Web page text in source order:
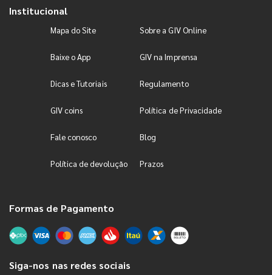
Institucional
Mapa do Site Sobre a GIV Online
Baixe o App GIV na Imprensa
Dicas e Tutoriais Regulamento
GIV coins Política de Privacidade
Fale conosco Blog
Política de devolução Prazos
Formas de Pagamento
Siga-nos nas redes sociais